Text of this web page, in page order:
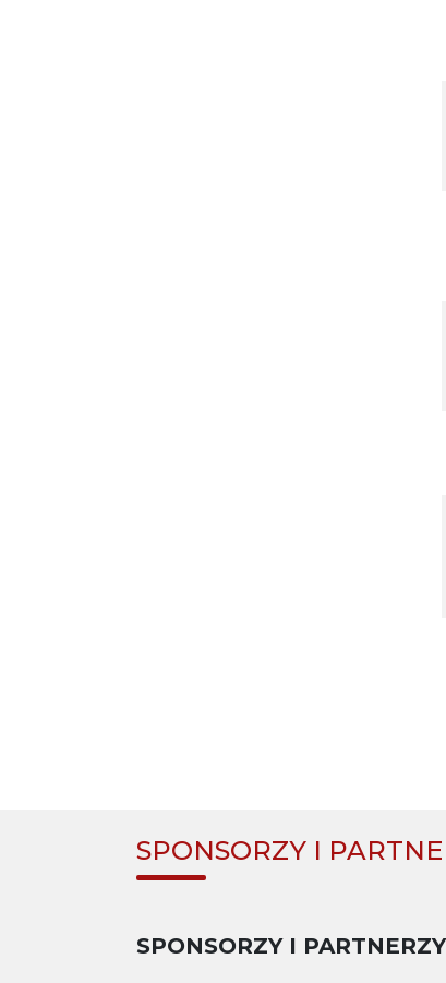
SPONSORZY I
SPONSORZY I